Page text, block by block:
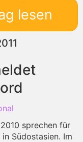
lesen
sprechen für
Südostasien. Im